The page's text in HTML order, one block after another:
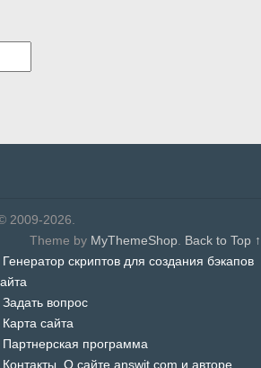
2009-2026.
Theme by MyThemeShop Back to Top ↑
Генератор скриптов для создания бэкапов
Задать вопрос
Карта сайта
Партнерская программа
Контакты. О сайте answit.com и авторе